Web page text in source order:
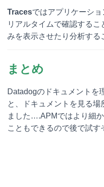
Tracesではアプリケーシ
リアルタイムで確認する
みを表示させたり分析する
まとめ
Datadogのドキュメントを
と、ドキュメントを見る場
ました….APMではより細
こともできるので後で試す